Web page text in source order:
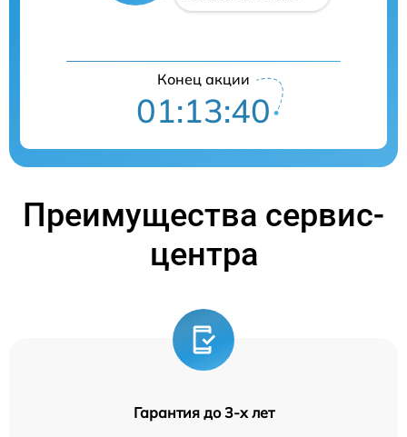
Конец акции
01:13:39
Преимущества сервис-
центра
Гарантия до 3-х лет